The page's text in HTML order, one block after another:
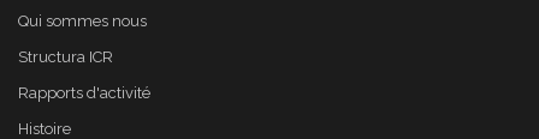
Qui sommes nous
Structura ICR
Rapports d'activité
Histoire